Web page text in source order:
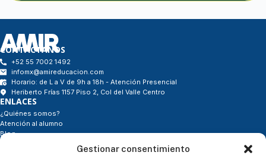
Gestionar consentimiento
CONTÁCTANOS
+52 55 7002 1492
infomx@amireducacion.com
Horario: de L a V de 9h a 18h - Atención Presencial
Heriberto Frías 1157 Piso 2, Col del Valle Centro
ENLACES
¿Quiénes somos?
Atención al alumno
Blog